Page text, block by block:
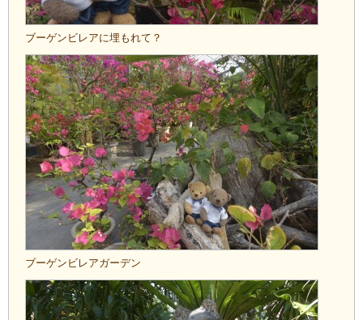
ブーゲンビレアに埋もれて？
ブーゲンビレアガーデン